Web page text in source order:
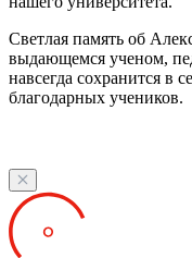
Светлая память об
выдающемся ученом,
навсегда сохранится в
благодарных учеников.